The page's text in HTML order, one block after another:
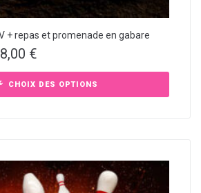
+ repas et promenade en gabare
€
CHOIX DES OPTIONS